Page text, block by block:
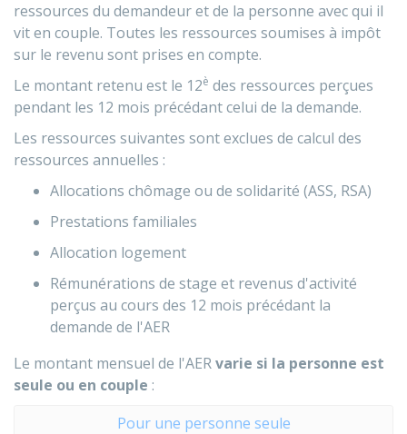
ressources du demandeur et de la personne avec qui il
vit en couple. Toutes les ressources soumises à impôt
sur le revenu sont prises en compte.
Le montant retenu est le 12è des ressources perçues
pendant les 12 mois précédant celui de la demande.
Les ressources suivantes sont exclues de calcul des
ressources annuelles :
Allocations chômage ou de solidarité (ASS, RSA)
Prestations familiales
Allocation logement
Rémunérations de stage et revenus d'activité
perçus au cours des 12 mois précédant la
demande de l'AER
Le montant mensuel de l'AERvarie si la personne est
seule ou en couple :
Pour une personne seule